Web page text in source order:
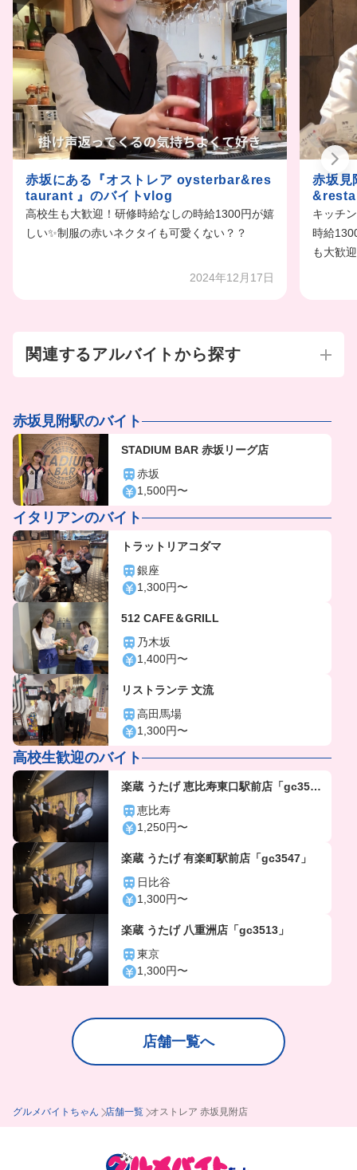
赤坂にある『オストレア oysterbar&res
taurant 』のバイトvlog
高校生も大歓迎！研修時給なしの時給1300円が嬉
しい✨制服の赤いネクタイも可愛くない？？
2024年12月17日
赤坂見
キッチ
時給
も大歓
関連するアルバイトから探す
赤坂見附駅のバイト
STADIUM BAR 赤坂リーグ店
赤坂
1,500円〜
イタリアンのバイト
トラットリアコダマ
銀座
1,300円〜
512 CAFE＆GRILL
乃木坂
1,400円〜
リストランテ 文流
高田馬場
1,300円〜
高校生歓迎のバイト
楽蔵 うたげ 恵比寿東口駅前店「gc356
4」恵比寿
1,250円〜
楽蔵 うたげ 有楽町駅前店「gc3547」
日比谷
1,300円〜
楽蔵 うたげ 八重洲店「gc3513」
東京
1,300円〜
店舗一覧へ
グルメバイトちゃん 店舗一覧 オストレア 赤坂見附店